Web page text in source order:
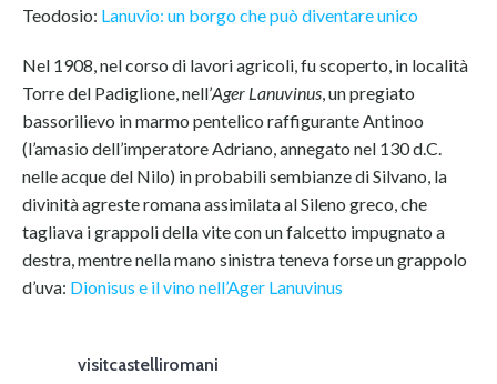
Teodosio: Lanuvio: un borgo che può diventare unico
Nel 1908, nel corso di lavori agricoli, fu scoperto, in località
Torre del Padiglione, nell’Ager Lanuvinus, un pregiato
bassorilievo in marmo pentelico raffigurante Antinoo
(l’amasio dell’imperatore Adriano, annegato nel 130 d.C.
nelle acque del Nilo) in probabili sembianze di Silvano, la
divinità agreste romana assimilata al Sileno greco, che
tagliava i grappoli della vite con un falcetto impugnato a
destra, mentre nella mano sinistra teneva forse un grappolo
d’uva: Dionisus e il vino nell’Ager Lanuvinus
visitcastelliromani